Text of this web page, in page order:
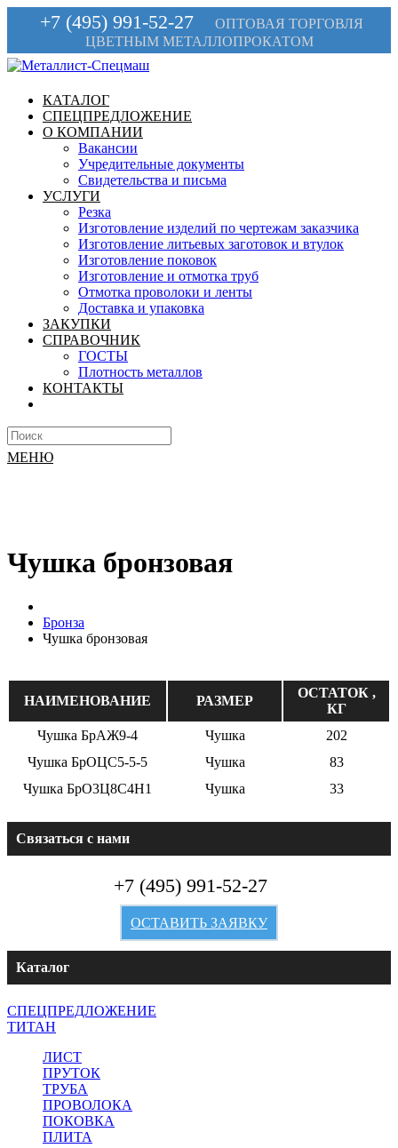
+7 (495) 991-52-27
ОПТОВАЯ ТОРГОВЛЯ
ЦВЕТНЫМ МЕТАЛЛОПРОКАТОМ
КАТАЛОГ
СПЕЦПРЕДЛОЖЕНИЕ
О КОМПАНИИ
Вакансии
Учредительные документы
Свидетельства и письма
УСЛУГИ
Резка
Изготовление изделий по чертежам заказчика
Изготовление литьевых заготовок и втулок
Изготовление поковок
Изготовление и отмотка труб
Отмотка проволоки и ленты
Доставка и упаковка
ЗАКУПКИ
СПРАВОЧНИК
ГОСТЫ
Плотность металлов
КОНТАКТЫ
МЕНЮ
Чушка бронзовая
Бронза
Чушка бронзовая
НАИМЕНОВАНИЕ РАЗМЕР
ОСТАТОК ,
КГ
Чушка БрАЖ9-4
Чушка
202
Чушка БрОЦС5-5-5
Чушка
83
Чушка БрО3Ц8С4Н1
Чушка 33
Связаться с нами
+7 (495) 991-52-27
ОСТАВИТЬ ЗАЯВКУ
Каталог
СПЕЦПРЕДЛОЖЕНИЕ
ТИТАН
ЛИСТ
ПРУТОК
ТРУБА
ПРОВОЛОКА
ПОКОВКА
ПЛИТА